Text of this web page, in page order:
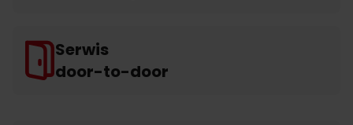
Serwis
door-to-door